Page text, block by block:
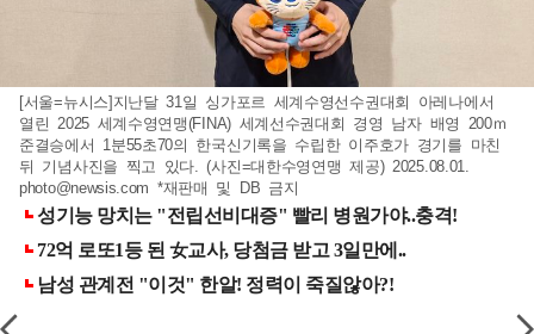
[서울=뉴시스]지난달 31일 싱가포르 세계수영선수권대회 아레나에서
열린 2025 세계수영연맹(FINA) 세계선수권대회 경영 남자 배영 200ｍ
준결승에서 1분55초70의 한국신기록을 수립한 이주호가 경기를 마친
뒤 기념사진을 찍고 있다. (사진=대한수영연맹 제공) 2025.08.01.
photo@newsis.com *재판매 및 DB 금지